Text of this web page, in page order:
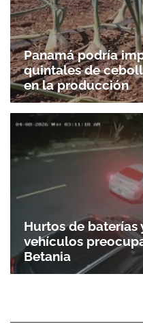
Panamá podría
quintales de
en la producción
Hurtos de
vehículos
Betania